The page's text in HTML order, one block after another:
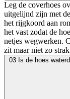
Leg de coverhoes
uitgelijnd zijn met
het rijgkoord aan
het vast zodat de
netjes wegwerken.
zit maar niet zo
03 Is de hoes